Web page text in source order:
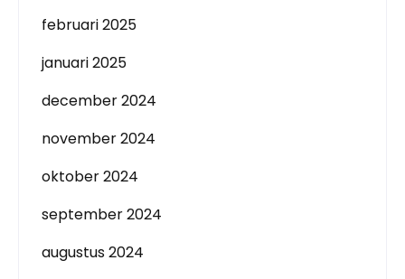
februari 2025
januari 2025
december 2024
november 2024
oktober 2024
september 2024
augustus 2024